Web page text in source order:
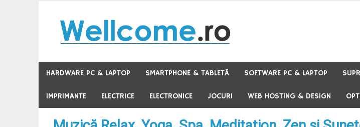
content
HARDWARE PC & LAPTOP SMARTPHONE & TABLETĂ SOFTWARE PC & LAPTOP
IMPRIMANTE ELECTRICE ELECTRONICE JOCURI WEB HOSTING & DESIGN